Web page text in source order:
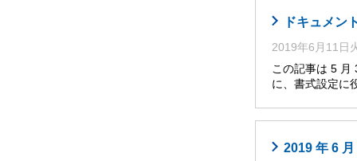
ドキュメン
2019年6月11日
この記事は 5 月
に、書式設定に
2019 年 6